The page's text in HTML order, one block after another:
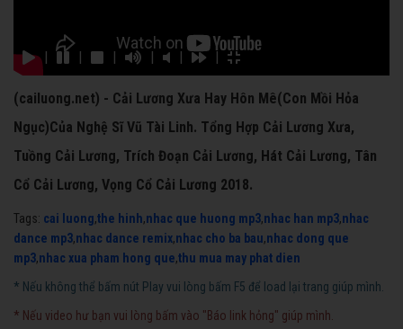
(cailuong.net) - Cải Lương Xưa Hay Hôn Mê(Con Mồi Hỏa
Ngục)Của Nghệ Sĩ Vũ Tài Linh. Tổng Hợp Cải Lương Xưa,
Tuồng Cải Lương, Trích Đoạn Cải Lương, Hát Cải Lương, Tân
Cổ Cải Lương, Vọng Cổ Cải Lương 2018.
Tags: cai luong,the hinh,nhac que huong mp3,nhac han mp3,nhac
dance mp3,nhac dance remix,nhac cho ba bau,nhac dong que
mp3,nhac xua pham hong que,thu mua may phat dien
* Nếu không thể bấm nút Play vui lòng bấm F5 để load lại trang giúp mình.
* Nếu video hư bạn vui lòng bấm vào "Báo link hỏng" giúp mình.